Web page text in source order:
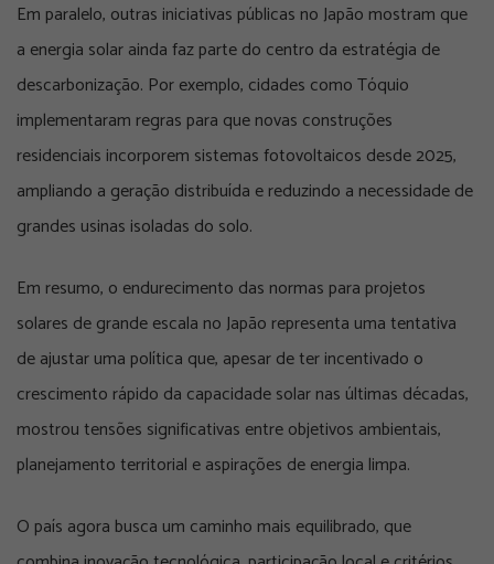
Em paralelo, outras iniciativas públicas no Japão mostram que
a energia solar ainda faz parte do centro da estratégia de
descarbonização. Por exemplo, cidades como Tóquio
implementaram regras para que novas construções
residenciais incorporem sistemas fotovoltaicos desde 2025,
ampliando a geração distribuída e reduzindo a necessidade de
grandes usinas isoladas do solo.
Em resumo, o endurecimento das normas para projetos
solares de grande escala no Japão representa uma tentativa
de ajustar uma política que, apesar de ter incentivado o
crescimento rápido da capacidade solar nas últimas décadas,
mostrou tensões significativas entre objetivos ambientais,
planejamento territorial e aspirações de energia limpa.
O país agora busca um caminho mais equilibrado, que